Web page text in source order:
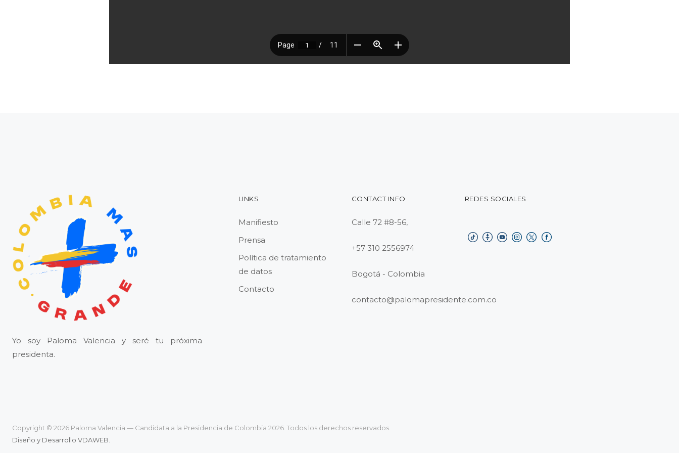
Yo soy Paloma Valencia y seré tu próxima
presidenta.
LINKS
Manifiesto
Prensa
Política de tratamiento
de datos
Contacto
CONTACT INFO
Calle 72 #8-56,
+57 310 2556974
Bogotá - Colombia
contacto@palomapresidente.com.co
REDES SOCIALES
Copyright © 2026 Paloma Valencia — Candidata a la Presidencia de Colombia 2026. Todos los derechos reservados.
Diseño y Desarrollo VDAWEB.